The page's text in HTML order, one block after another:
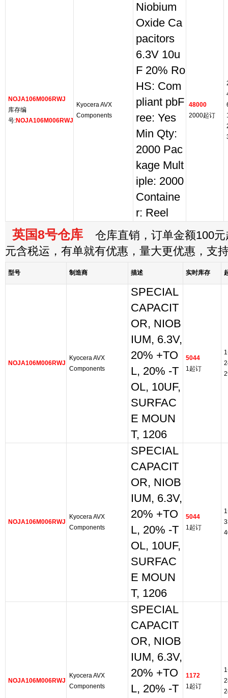
NOJA106M006RWJ
库存编
号:NOJA106M006RWJ
Kyocera AVX
Components
Niobium
Oxide Ca
pacitors
6.3V 10u
F 20% Ro
HS: Com
pliant pbF
ree: Yes
Min Qty:
2000 Pac
kage Mult
iple: 2000
Containe
r: Reel
48000
2000起订
英国8号仓库 仓库直销，订单金额100元
元含税运，有单就有优惠，量大更优惠，支
型号 制造商 描述 实时库存
NOJA106M006RWJ
Kyocera AVX
Components
SPECIAL
CAPACIT
OR, NIOB
IUM, 6.3V,
20% +TO
L, 20% -T
OL, 10UF,
SURFAC
E MOUN
T, 1206
5044
1起订
NOJA106M006RWJ
Kyocera AVX
Components
SPECIAL
CAPACIT
OR, NIOB
IUM, 6.3V,
20% +TO
L, 20% -T
OL, 10UF,
SURFAC
E MOUN
T, 1206
5044
1起订
NOJA106M006RWJ
Kyocera AVX
Components
SPECIAL
CAPACIT
OR, NIOB
IUM, 6.3V,
20% +TO
L, 20% -T
1172
1起订